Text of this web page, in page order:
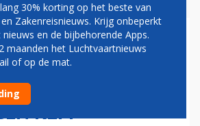
ISRAËL NAAR
EN
NOG AF, GEEN
KLM
30% korting op het beste van
Zakenreisnieuws. Krijg onbeperkt
en de bijbehorende Apps.
maanden het Luchtvaartnieuws
of op de mat.